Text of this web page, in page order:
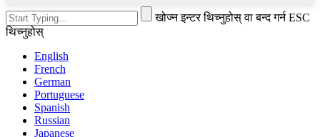
खोज्न इन्टर थिच्नुहोस् वा बन्द गर्न ESC
थिच्नुहोस्
English
French
German
Portuguese
Spanish
Russian
Japanese